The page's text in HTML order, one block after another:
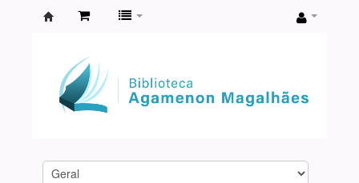
Agamenon
Magalhães